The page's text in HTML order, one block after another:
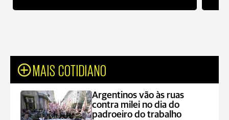
MAIS COTIDIANO
Argentinos vão às ruas
contra milei no dia do
padroeiro do trabalho